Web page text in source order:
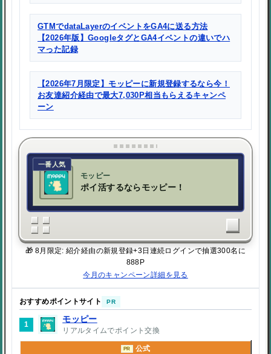
GTMでdataLayerのイベントをGA4に送る方法
【2026年版】GoogleタグとGA4イベントの違いでハ
マった記録
【2026年7月限定】モッピーに新規登録するなら今！
お友達紹介経由で最大7,030P相当もらえるキャンペ
ーン
一番人気
モッピー
ポイ活するならモッピー！
🎁 8月限定: 紹介経由の新規登録+3日連続ログインで抽選300名に
888P
今月のキャンペーン詳細を見る
おすすめポイントサイト PR
1
モッピー
リアルタイムでポイント交換
PR 公式